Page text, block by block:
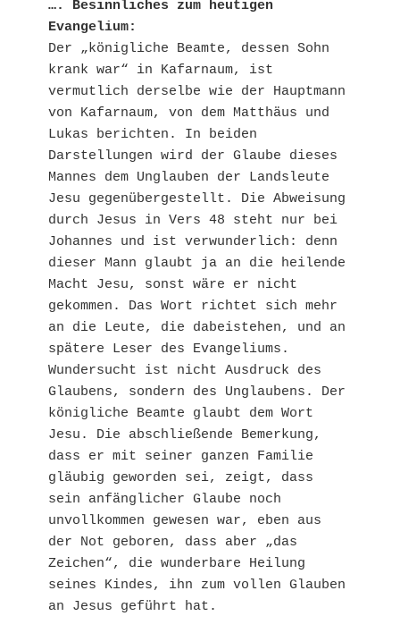
…. Besinnliches zum heutigen
Evangelium:
Der „königliche Beamte, dessen Sohn
krank war“ in Kafarnaum, ist
vermutlich derselbe wie der Hauptmann
von Kafarnaum, von dem Matthäus und
Lukas berichten. In beiden
Darstellungen wird der Glaube dieses
Mannes dem Unglauben der Landsleute
Jesu gegenübergestellt. Die Abweisung
durch Jesus in Vers 48 steht nur bei
Johannes und ist verwunderlich: denn
dieser Mann glaubt ja an die heilende
Macht Jesu, sonst wäre er nicht
gekommen. Das Wort richtet sich mehr
an die Leute, die dabeistehen, und an
spätere Leser des Evangeliums.
Wundersucht ist nicht Ausdruck des
Glaubens, sondern des Unglaubens. Der
königliche Beamte glaubt dem Wort
Jesu. Die abschließende Bemerkung,
dass er mit seiner ganzen Familie
gläubig geworden sei, zeigt, dass
sein anfänglicher Glaube noch
unvollkommen gewesen war, eben aus
der Not geboren, dass aber „das
Zeichen“, die wunderbare Heilung
seines Kindes, ihn zum vollen Glauben
an Jesus geführt hat.